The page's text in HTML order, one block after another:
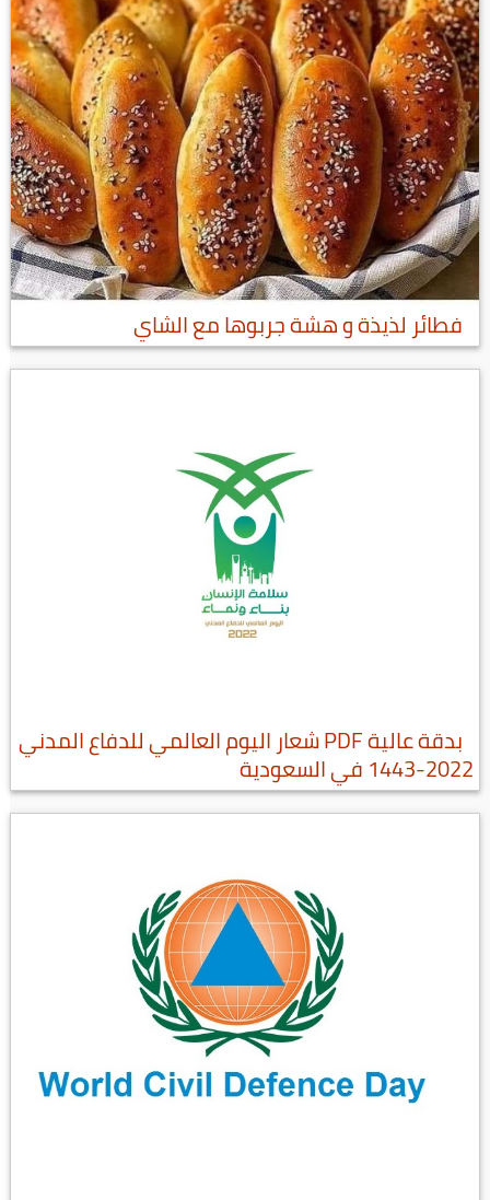
فطائر لذيذة و هشة جربوها مع الشاي
بدقة عالية PDF شعار اليوم العالمي للدفاع المدني
2022-1443 في السعودية